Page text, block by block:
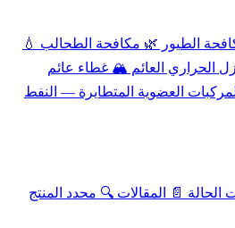
الطيور 🌿 مكافحة الطحالب 💧
الحراري العائم 🏔️ غطاء عائم
العضوية المتطايرة — النفط
الحالة 📄 المقالات 🔍 محدد المنتج